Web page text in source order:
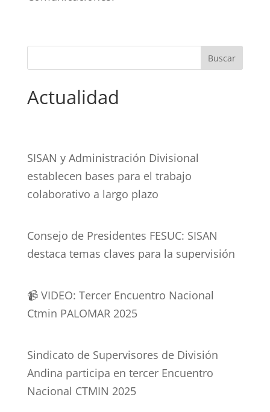
Actualidad
SISAN y Administración Divisional
establecen bases para el trabajo
colaborativo a largo plazo
Consejo de Presidentes FESUC: SISAN
destaca temas claves para la supervisión
📹 VIDEO: Tercer Encuentro Nacional
Ctmin PALOMAR 2025
Sindicato de Supervisores de División
Andina participa en tercer Encuentro
Nacional CTMIN 2025